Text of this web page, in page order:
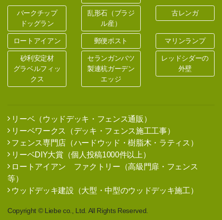
バークチップ
ドッグラン
乱形石（ブラジ
ル産）
古レンガ
ロートアイアン 郵便ポスト マリンランプ
砂利安定材
グラベルフィッ
クス
セランガンバツ
製連杭ガーデン
エッジ
レッドシダーの
外壁
リーベ（ウッドデッキ・フェンス通販）
リーベワークス（デッキ・フェンス施工工事）
フェンス専門店（ハードウッド・樹脂木・ラティス）
リーベDIY大賞（個人投稿1000件以上）
ロートアイアン ファクトリー（高級門扉・フェンス
等）
ウッドデッキ建設（大型・中型のウッドデッキ施工）
Copyright © Liebe co., Ltd. All Rights Reserved.